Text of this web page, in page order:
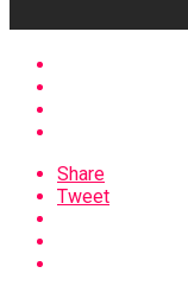
Share
Tweet